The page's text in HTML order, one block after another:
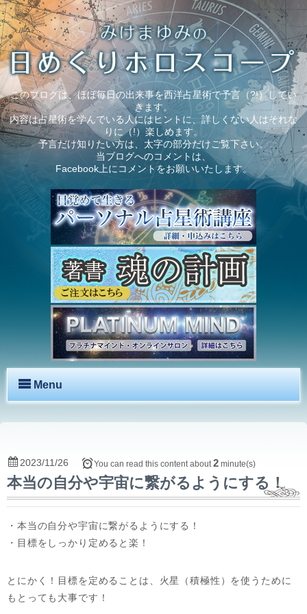
このブログは、ほぼ毎日の出来事を西洋占星術で予言（?!）してい
きます。
内容は占星術を学んでいる人にはヒントに、詳しくない人はそれな
りに（!）楽しめます。
予言だけ知りたい方は、太字の部分だけご覧下さい。
当ブログへのコメントは、
Facebook上にコメントをお願いいたします。
Menu
本当の自分や宇宙に繋がるようにする！
2023/11/26 You can read this content about2 minute(s)
・本当の自分や宇宙に繋がるようにする！
・目標をしっかり定めると楽！
とにかく！目標を定めることは、火星（積極性）を使うために
もとっても大事です！